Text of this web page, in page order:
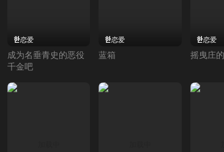
恋爱
成为名垂青史的恶役
千金吧
恋爱
蓝箱
恋爱
摇曳庄